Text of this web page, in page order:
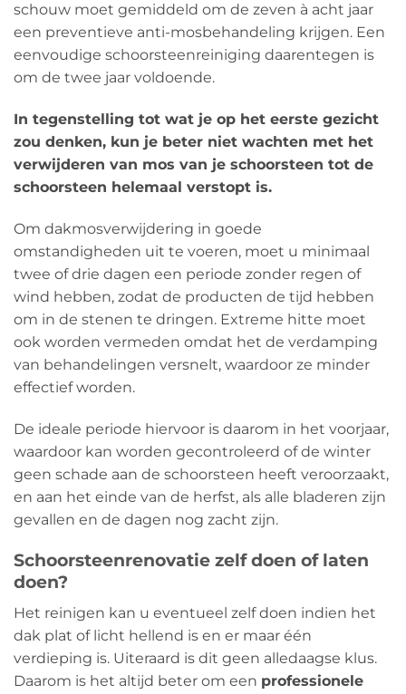
schouw moet gemiddeld om de zeven à acht jaar
een preventieve anti-mosbehandeling krijgen. Een
eenvoudige schoorsteenreiniging daarentegen is
om de twee jaar voldoende.
In tegenstelling tot wat je op het eerste gezicht
zou denken, kun je beter niet wachten met het
verwijderen van mos van je schoorsteen tot de
schoorsteen helemaal verstopt is.
Om dakmosverwijdering in goede
omstandigheden uit te voeren, moet u minimaal
twee of drie dagen een periode zonder regen of
wind hebben, zodat de producten de tijd hebben
om in de stenen te dringen. Extreme hitte moet
ook worden vermeden omdat het de verdamping
van behandelingen versnelt, waardoor ze minder
effectief worden.
De ideale periode hiervoor is daarom in het voorjaar,
waardoor kan worden gecontroleerd of de winter
geen schade aan de schoorsteen heeft veroorzaakt,
en aan het einde van de herfst, als alle bladeren zijn
gevallen en de dagen nog zacht zijn.
Schoorsteenrenovatie zelf doen of laten
doen?
Het reinigen kan u eventueel zelf doen indien het
dak plat of licht hellend is en er maar één
verdieping is. Uiteraard is dit geen alledaagse klus.
Daarom is het altijd beter om een ​​professionele